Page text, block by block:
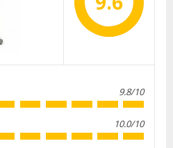
9.8/10
10.0/10